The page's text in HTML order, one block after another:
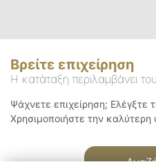
Βρείτε επιχείρηση
Η κατάταξη περιλαμβάνει
Ψάχνετε επιχείρηση; Ελέγξτε
Χρησιμοποιήστε την καλύτερη